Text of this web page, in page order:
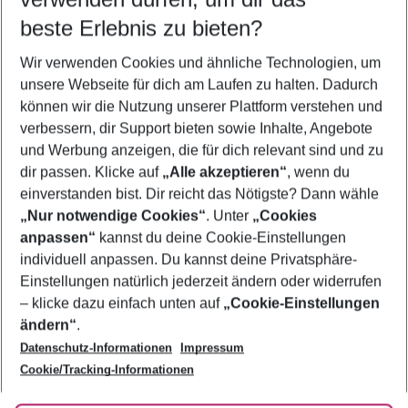
5-8 Nächte
2 Erwachsene Keine Kinder
Mehr Filter anzeigen
Footer
Footer navigation
Über uns
AGB
Bestpreisgarantie
Cookie-Einstellungen ändern
Cookie-Richtlinie
Agenturbetreuung
Barrierefreies Reisen
Folge uns
beste Erlebnis zu bieten?
Wir verwenden Cookies und ähnliche Technologien, um
unsere Webseite für dich am Laufen zu halten. Dadurch
können wir die Nutzung unserer Plattform verstehen und
verbessern, dir Support bieten sowie Inhalte, Angebote
und Werbung anzeigen, die für dich relevant sind und zu
dir passen. Klicke auf „Alle akzeptieren“, wenn du
einverstanden bist. Dir reicht das Nötigste? Dann wähle
„Nur notwendige Cookies“. Unter „Cookies
anpassen“ kannst du deine Cookie-Einstellungen
individuell anpassen. Du kannst deine Privatsphäre-
Einstellungen natürlich jederzeit ändern oder widerrufen
– klicke dazu einfach unten auf „Cookie-Einstellungen
ändern“.
Datenschutz-Informationen
Impressum
Cookie/Tracking-Informationen